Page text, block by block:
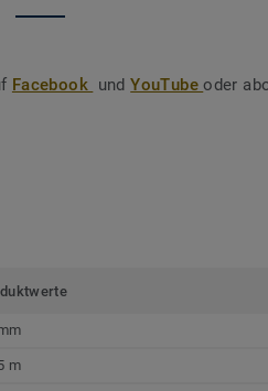
Facebook undYouTubeoder
m